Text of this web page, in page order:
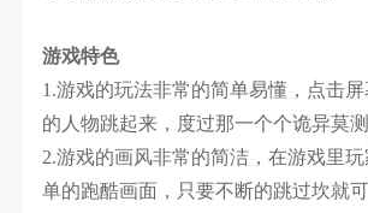
游戏特色
1.游戏的玩法非常的简单易懂，点击
的人物跳起来，度过那一个个诡异莫测
2.游戏的画风非常的简洁，在游戏里
单的跑酷画面，只要不断的跳过坎就可